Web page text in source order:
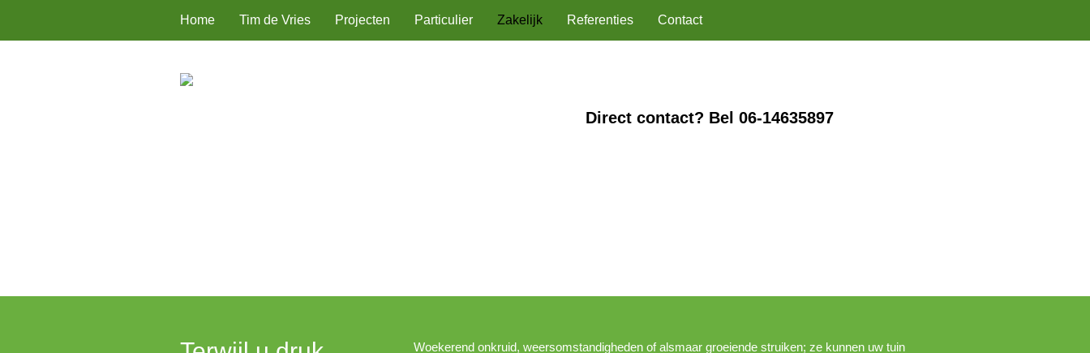
Home Tim de Vries Projecten Particulier Zakelijk Referenties Contact
Direct contact? Bel 06-14635897
Woekerend onkruid, weersomstandigheden of alsmaar groeiende struiken; ze kunnen uw tuin